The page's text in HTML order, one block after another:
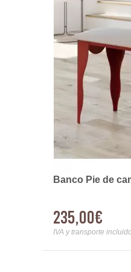
Banco Pie de
235,00€
IVA y transporte incluido